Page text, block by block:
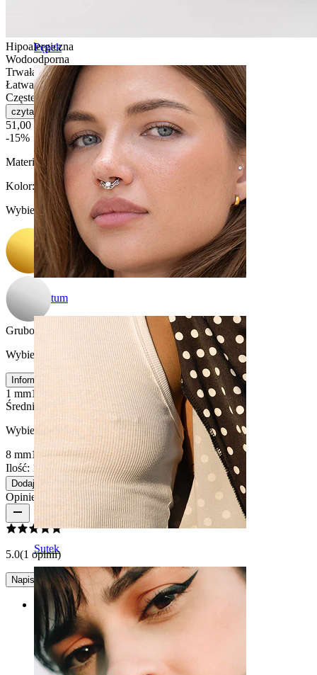
Pępek
Septum
Sutek
Hipoalergiczna
Wodoodporna
Trwała
Łatwa w obsłudze
Częste użytkowanie
czytaj więcej
51,00 zł60,00 zł
-15%
Materiał:Tytan
Kolor:
Wybierz Kolor
Grubość gwintu
Wybierz Grubość gwintu
Informacja o rozmiarze
1 mm1.2 mm
Średnica
Wybierz Średnica
8 mm10 mm
Ilość: 1
Zmiana
Dodaj do koszyka
Opinie o produkcie
5.0(1 opinii)
Napisz opinię
Rating
Wygodny i pasuje do wszystkiego